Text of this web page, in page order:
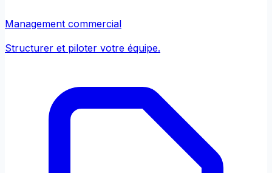
Management commercial
Structurer et piloter votre équipe.